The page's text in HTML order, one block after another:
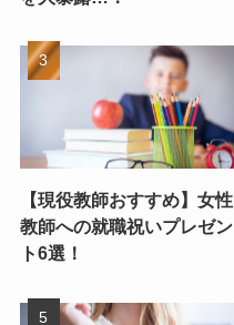
【現役教師おすすめ】女性
教師への就職祝いプレゼン
ト6選！